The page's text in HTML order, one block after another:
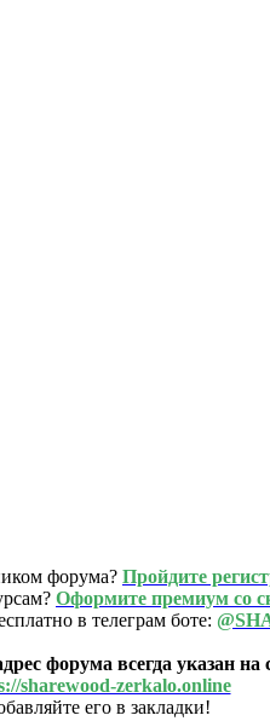
форума? Пройдите
Оформите премиум со
в телеграм боте:
форума всегда указан на
sharewood-zerkalo.online
его в закладки!